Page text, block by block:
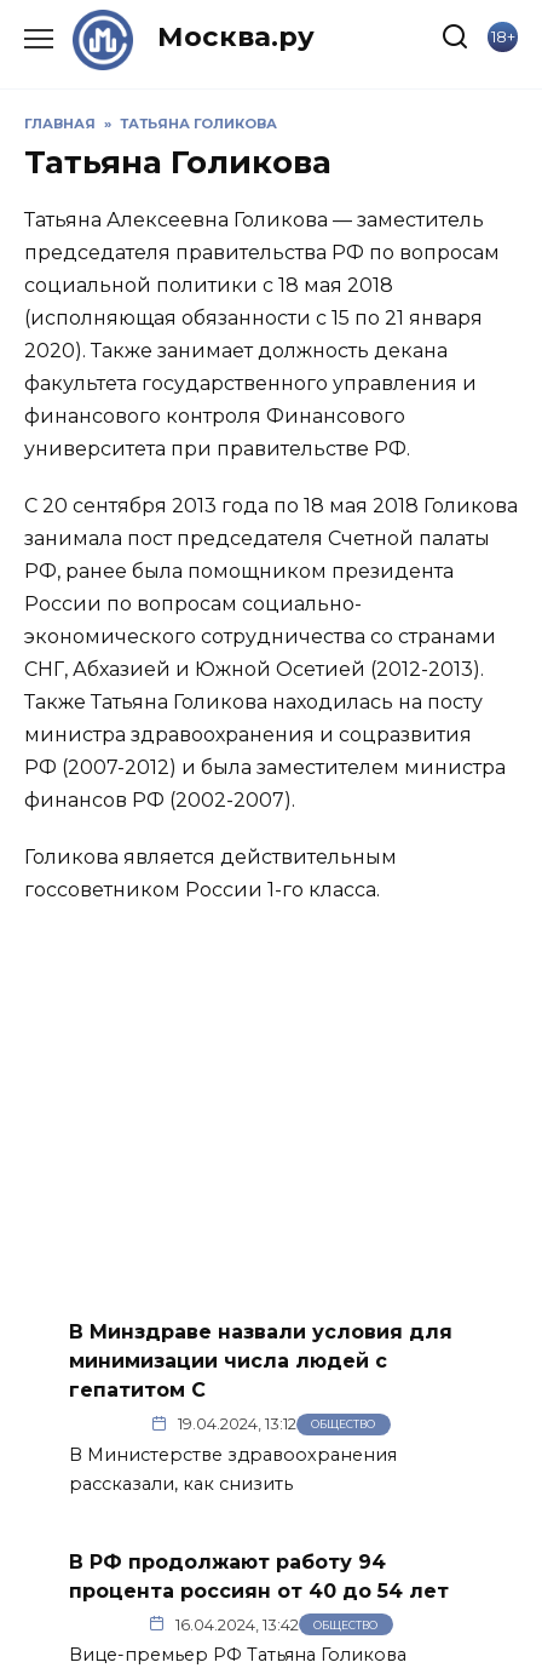
Москва.ру 18+
ГЛАВНАЯ » ТАТЬЯНА ГОЛИКОВА
Татьяна Голикова
Татьяна Алексеевна Голикова — заместитель
председателя правительства РФ по вопросам
социальной политики с 18 мая 2018
(исполняющая обязанности с 15 по 21 января
2020). Также занимает должность декана
факультета государственного управления и
финансового контроля Финансового
университета при правительстве РФ.
С 20 сентября 2013 года по 18 мая 2018 Голикова
занимала пост председателя Счетной палаты
РФ, ранее была помощником президента
России по вопросам социально-
экономического сотрудничества со странами
СНГ, Абхазией и Южной Осетией (2012-2013).
Также Татьяна Голикова находилась на посту
министра здравоохранения и соцразвития
РФ (2007-2012) и была заместителем министра
финансов РФ (2002-2007).
Голикова является действительным
госсоветником России 1-го класса.
В Минздраве назвали условия для
минимизации числа людей с
гепатитом С
19.04.2024, 13:12 ОБЩЕСТВО
В Министерстве здравоохранения
рассказали, как снизить
В РФ продолжают работу 94
процента россиян от 40 до 54 лет
16.04.2024, 13:42 ОБЩЕСТВО
Вице-премьер РФ Татьяна Голикова